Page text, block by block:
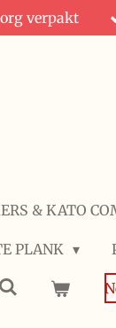
verpakt
& KATO
PLANK